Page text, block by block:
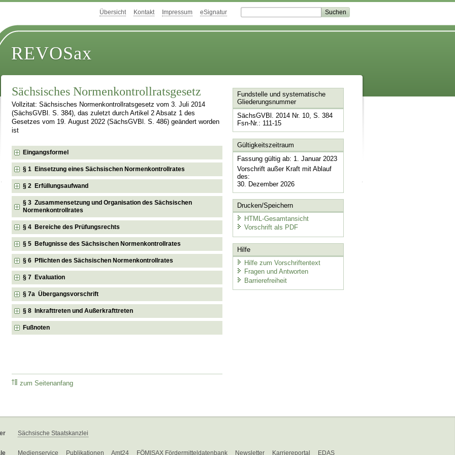
Übersicht Kontakt Impressum eSignatur
REVOSax
Sächsisches Normenkontrollratsgesetz
Vollzitat: Sächsisches Normenkontrollratsgesetz vom 3. Juli 2014
(SächsGVBl. S. 384), das zuletzt durch Artikel 2 Absatz 1 des
Gesetzes vom 19. August 2022 (SächsGVBl. S. 486) geändert worden
ist
Eingangsformel
§ 1 Einsetzung eines Sächsischen Normenkontrollrates
§ 2 Erfüllungsaufwand
§ 3 Zusammensetzung und Organisation des Sächsischen
Normenkontrollrates
§ 4 Bereiche des Prüfungsrechts
§ 5 Befugnisse des Sächsischen Normenkontrollrates
§ 6 Pflichten des Sächsischen Normenkontrollrates
§ 7 Evaluation
§ 7a Übergangsvorschrift
§ 8 Inkrafttreten und Außerkrafttreten
Fußnoten
zum Seitenanfang
Fundstelle und systematische
Gliederungsnummer
SächsGVBl. 2014 Nr. 10, S. 384
Fsn-Nr.: 111-15
Gültigkeitszeitraum
Fassung gültig ab: 1. Januar 2023
Vorschrift außer Kraft mit Ablauf
des:
30. Dezember 2026
Drucken/Speichern
HTML-Gesamtansicht
Vorschrift als PDF
Hilfe
Hilfe zum Vorschriftentext
Fragen und Antworten
Barrierefreiheit
Sächsische Staatskanzlei
Medienservice Publikationen Amt24 FÖMISAX Fördermitteldatenbank Newsletter Karriereportal EDAS